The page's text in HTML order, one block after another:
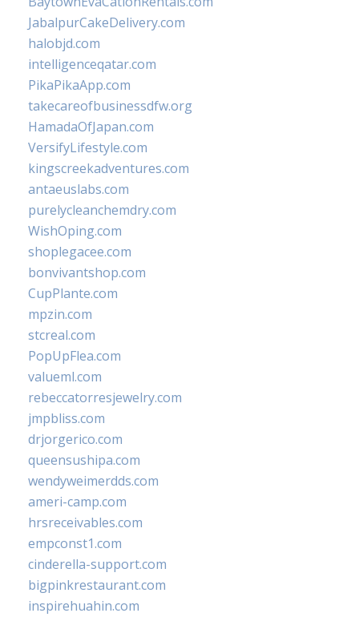
JabalpurCakeDelivery.com
halobjd.com
intelligenceqatar.com
PikaPikaApp.com
takecareofbusinessdfw.org
HamadaOfJapan.com
VersifyLifestyle.com
kingscreekadventures.com
antaeuslabs.com
purelycleanchemdry.com
WishOping.com
shoplegacee.com
bonvivantshop.com
CupPlante.com
mpzin.com
stcreal.com
PopUpFlea.com
valueml.com
rebeccatorresjewelry.com
jmpbliss.com
drjorgerico.com
queensushipa.com
wendyweimerdds.com
ameri-camp.com
hrsreceivables.com
empconst1.com
cinderella-support.com
bigpinkrestaurant.com
inspirehuahin.com